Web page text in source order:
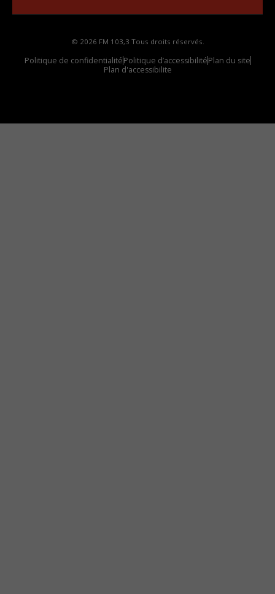
© 2026 FM 103,3 Tous droits réservés.
Politique de confidentialitéPolitique d’accessibilitéPlan du site
Plan d'accessibilite